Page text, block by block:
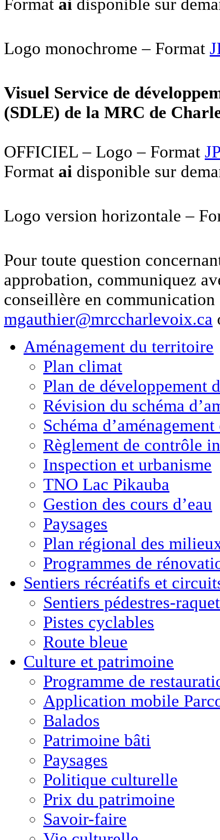
Format ai disponible sur
Logo monochrome – Format
Visuel Service de
(SDLE) de la MRC de
OFFICIEL – Logo – Format
Format ai disponible sur
Logo version horizontale –
Pour toute question
approbation, communiquez
conseillère en
mgauthier@mrccharlevoix.ca
Aménagement du territoire
Plan climat
Plan de développement
Révision du schéma
Schéma
Règlement de contrôle
Inspection et urbanisme
TNO Lac Pikauba
Gestion des cours d’eau
Paysages
Plan régional des
Programmes de
Sentiers récréatifs et
Sentiers pédestres-
Pistes cyclables
Route bleue
Culture et patrimoine
Programme de
Application mobile
Balados
Patrimoine bâti
Paysages
Politique culturelle
Prix du patrimoine
Savoir-faire